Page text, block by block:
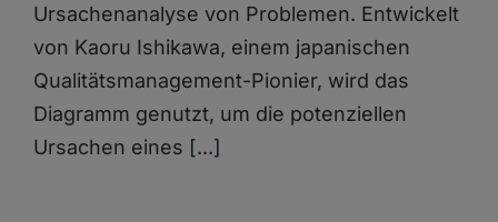
Ursachenanalyse von Problemen. Entwickelt
von Kaoru Ishikawa, einem japanischen
Qualitätsmanagement-Pionier, wird das
Diagramm genutzt, um die potenziellen
Ursachen eines [...]